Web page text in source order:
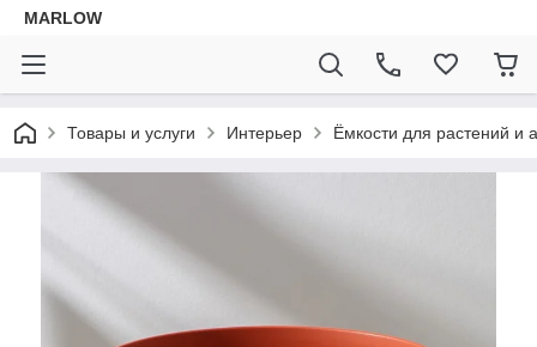
MARLOW
Товары и услуги Интерьер Ёмкости для растений и